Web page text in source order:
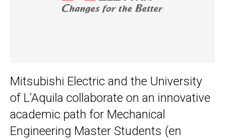
Mitsubishi Electric and the University
of L’Aquila collaborate on an innovative
academic path for Mechanical
Engineering Master Students (en